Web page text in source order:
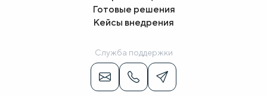
Готовые решения
Кейсы внедрения
Служба поддержки